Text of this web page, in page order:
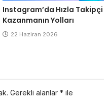
Instagram’da Hızla Takipçi
Kazanmanın Yolları
22 Haziran 2026
Gerekli alanlar * ile